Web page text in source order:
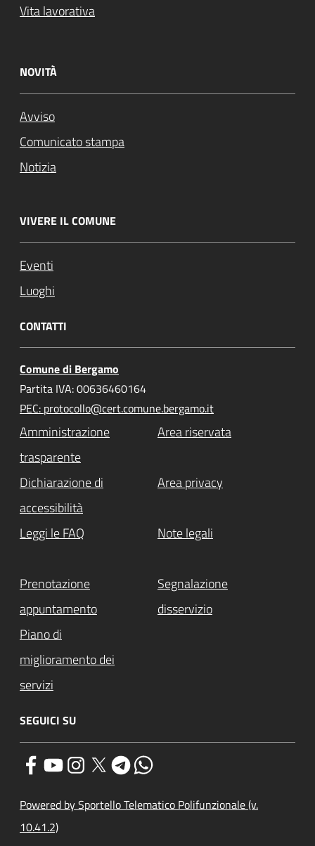
Vita lavorativa
NOVITÀ
Avviso
Comunicato stampa
Notizia
VIVERE IL COMUNE
Eventi
Luoghi
CONTATTI
Comune di Bergamo
Partita IVA: 00636460164
PEC: protocollo@cert.comune.bergamo.it
Amministrazione
trasparente
Area riservata
Dichiarazione di
accessibilità
Area privacy
Leggi le FAQ Note legali
Prenotazione
appuntamento
Segnalazione
disservizio
Piano di
miglioramento dei
servizi
SEGUICI SU
Powered by Sportello Telematico Polifunzionale (v.
10.41.2)